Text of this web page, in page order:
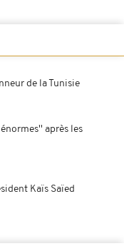
de la Tunisie
après les
Kaïs Saïed